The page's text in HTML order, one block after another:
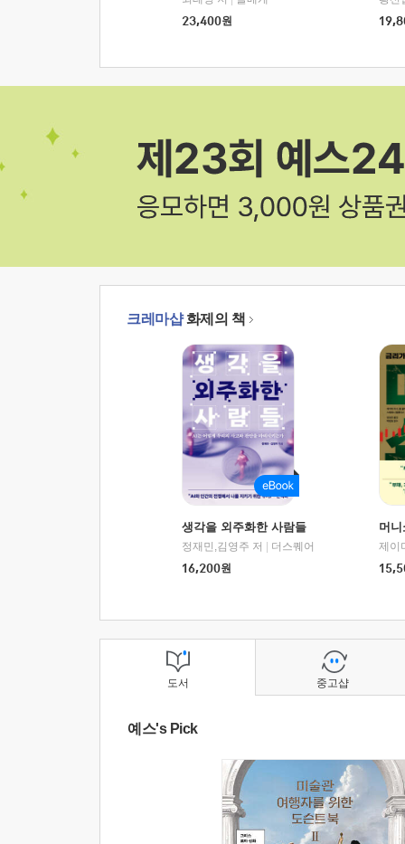
23,400원
크레마샵화제의 책
생각을 외주화한 사람들
정재민,김영주 저
더스퀘어
16,200원
머
도서
예스's Pick
중고샵